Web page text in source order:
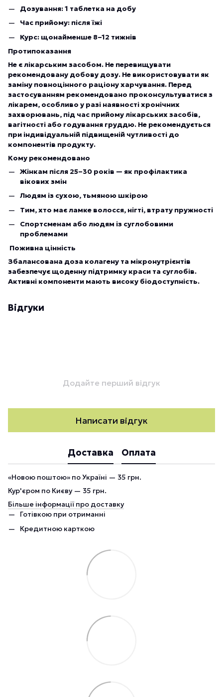
Дозування: 1 таблетка на добу
Час прийому: після їжі
Курс: щонайменше 8–12 тижнів
Протипоказання
Не є лікарським засобом. Не перевищувати
рекомендовану добову дозу. Не використовувати як
заміну повноцінного раціону харчування. Перед
застосуванням рекомендовано проконсультуватися з
лікарем, особливо у разі наявності хронічних
захворювань, під час прийому лікарських засобів,
вагітності або годування груддю. Не рекомендується
при індивідуальній підвищеній чутливості до
компонентів продукту.
Кому рекомендовано
Жінкам після 25–30 років — як профілактика
вікових змін
Людям із сухою, тьмяною шкірою
Тим, хто має ламке волосся, нігті, втрату пружності
Спортсменам або людям із суглобовими
проблемами
Поживна цінність
Збалансована доза колагену та мікронутрієнтів
забезпечує щоденну підтримку краси та суглобів.
Активні компоненти мають високу біодоступність.
Відгуки
Додайте перший відгук
Написати відгук
Доставка Оплата
«Новою поштою» по Україні — 35 грн.
Кур'єром по Києву — 35 грн.
Більше інформації про доставку
Готівкою при отриманні
Кредитною карткою